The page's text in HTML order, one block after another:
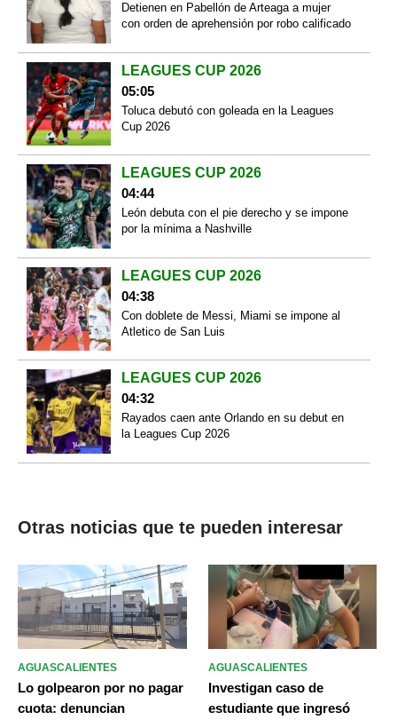
Detienen en Pabellón de Arteaga a mujer
con orden de aprehensión por robo calificado
LEAGUES CUP 2026
05:05
Toluca debutó con goleada en la Leagues
Cup 2026
LEAGUES CUP 2026
04:44
León debuta con el pie derecho y se impone
por la mínima a Nashville
LEAGUES CUP 2026
04:38
Con doblete de Messi, Miami se impone al
Atletico de San Luis
LEAGUES CUP 2026
04:32
Rayados caen ante Orlando en su debut en
la Leagues Cup 2026
Otras noticias que te pueden interesar
AGUASCALIENTES
Lo golpearon por no pagar
cuota: denuncian
AGUASCALIENTES
Investigan caso de
estudiante que ingresó